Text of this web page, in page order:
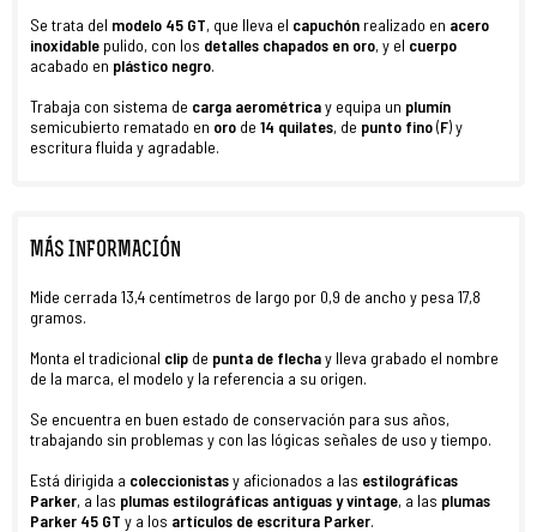
Se trata del modelo 45 GT, que lleva el capuchón realizado en acero
inoxidable pulido, con los detalles chapados en oro, y el cuerpo
acabado en plástico negro.
Trabaja con sistema de carga aerométricay equipa un plumín
semicubierto rematado en oro de 14 quilates, de punto fino(F) y
escritura fluida y agradable.
MÁS INFORMACIÓN
Mide cerrada 13,4 centímetros de largo por 0,9 de ancho y pesa 17,8
gramos.
Monta el tradicional clip de punta de flechay lleva grabado el nombre
de la marca, el modelo y la referencia a su origen.
Se encuentra en buen estado de conservación para sus años,
trabajando sin problemas y con las lógicas señales de uso y tiempo.
Está dirigida a coleccionistasy aficionados a las estilográficas
Parker, a las plumas estilográficas antiguas y vintage, a las plumas
Parker 45 GT y a los artículos de escritura Parker.